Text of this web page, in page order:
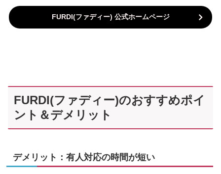
FURDI(ファディー) 公式ホームページ
FURDI(ファディー)のおすすめポイ
ント＆デメリット
デメリット：有人対応の時間が短い